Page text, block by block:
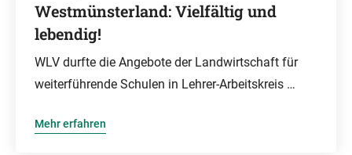
Westmünsterland: Vielfältig und
lebendig!
WLV durfte die Angebote der Landwirtschaft für
weiterführende Schulen in Lehrer-Arbeitskreis …
Mehr erfahren